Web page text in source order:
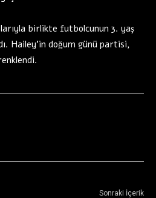
birlikte futbolcunun 3. yaş
Hailey’in doğum günü partisi,
Sonraki İçerik